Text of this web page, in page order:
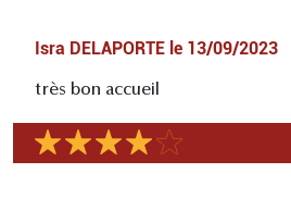
Isra DELAPORTE le 13/09/2023
très bon accueil